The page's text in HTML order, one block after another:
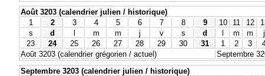
Août 3203 (calendrier julien / historique)
1
2 3 4 5 6 7 8 9 10 11 12
s
d m m j v s d m m j
23
24 25 26 27 28 29 30 31 1 2 3
Août 3203 (calendrier grégorien / actuel)
Septembre
Septembre 3203 (calendrier julien / historique)